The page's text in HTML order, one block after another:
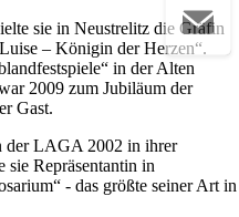
sie in Neustrelitz die Gräfin
– Königin der Herzen“.
in der Alten
2009 zum Jubiläum der
Gast.
der LAGA 2002 in ihrer
sie Repräsentantin in
- das größte seiner Art in